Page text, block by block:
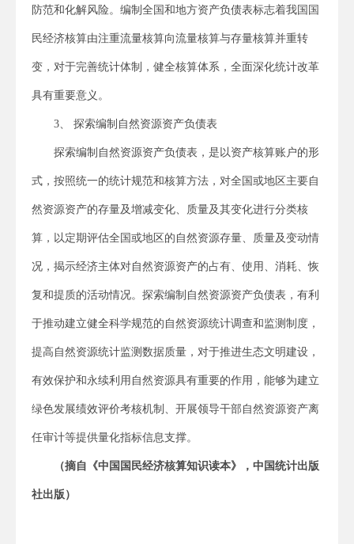
防范和化解风险。编制全国和地方资产负债表标志着我国国
民经济核算由注重流量核算向流量核算与存量核算并重转
变，对于完善统计体制，健全核算体系，全面深化统计改革
具有重要意义。
3、 探索编制自然资源资产负债表
探索编制自然资源资产负债表，是以资产核算账户的形
式，按照统一的统计规范和核算方法，对全国或地区主要自
然资源资产的存量及增减变化、质量及其变化进行分类核
算，以定期评估全国或地区的自然资源存量、质量及变动情
况，揭示经济主体对自然资源资产的占有、使用、消耗、恢
复和提质的活动情况。探索编制自然资源资产负债表，有利
于推动建立健全科学规范的自然资源统计调查和监测制度，
提高自然资源统计监测数据质量，对于推进生态文明建设，
有效保护和永续利用自然资源具有重要的作用，能够为建立
绿色发展绩效评价考核机制、开展领导干部自然资源资产离
任审计等提供量化指标信息支撑。
（摘自《中国国民经济核算知识读本》，中国统计出版
社出版）